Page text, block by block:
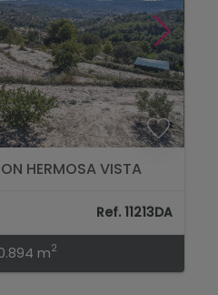
HERMOSA VISTA
Ref. 11213DA
m2